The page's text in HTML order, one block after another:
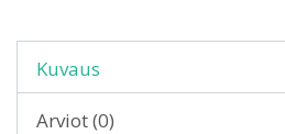
Kuvaus
Arviot (0)